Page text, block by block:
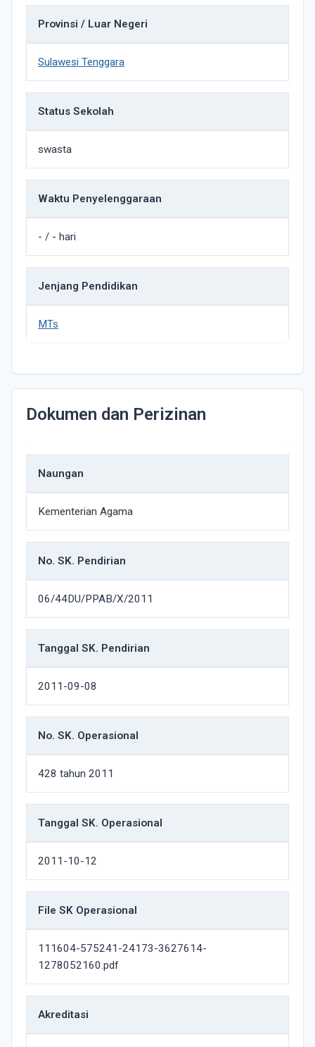
Provinsi / Luar Negeri
Sulawesi Tenggara
Status Sekolah
swasta
Waktu Penyelenggaraan
- / - hari
Jenjang Pendidikan
MTs
Dokumen dan Perizinan
Naungan
Kementerian Agama
No. SK. Pendirian
06/44DU/PPAB/X/2011
Tanggal SK. Pendirian
2011-09-08
No. SK. Operasional
428 tahun 2011
Tanggal SK. Operasional
2011-10-12
File SK Operasional
111604-575241-24173-3627614-
1278052160.pdf
Akreditasi